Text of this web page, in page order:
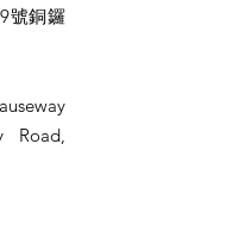
號銅鑼
Road,